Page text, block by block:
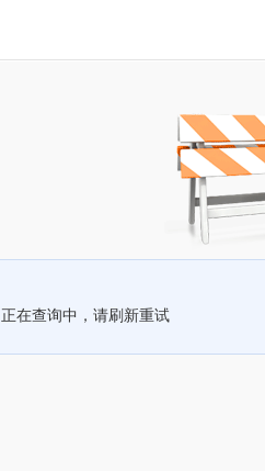
正在查询中，请刷新重试